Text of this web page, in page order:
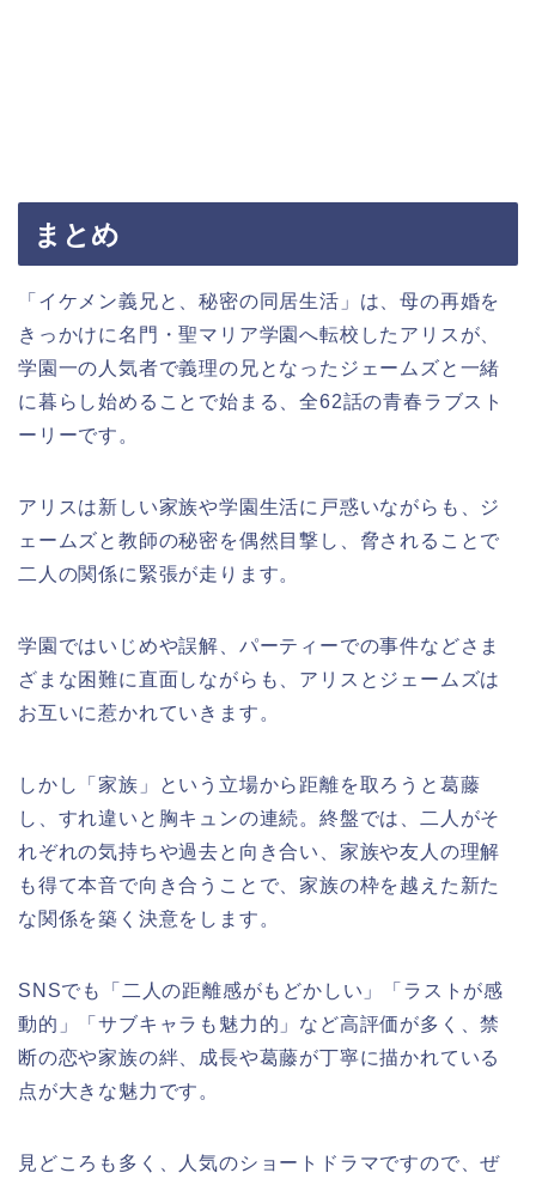
まとめ
「イケメン義兄と、秘密の同居生活」は、母の再婚を
きっかけに名門・聖マリア学園へ転校したアリスが、
学園一の人気者で義理の兄となったジェームズと一緒
に暮らし始めることで始まる、全62話の青春ラブスト
ーリーです。
アリスは新しい家族や学園生活に戸惑いながらも、ジ
ェームズと教師の秘密を偶然目撃し、脅されることで
二人の関係に緊張が走ります。
学園ではいじめや誤解、パーティーでの事件などさま
ざまな困難に直面しながらも、アリスとジェームズは
お互いに惹かれていきます。
しかし「家族」という立場から距離を取ろうと葛藤
し、すれ違いと胸キュンの連続。終盤では、二人がそ
れぞれの気持ちや過去と向き合い、家族や友人の理解
も得て本音で向き合うことで、家族の枠を越えた新た
な関係を築く決意をします。
SNSでも「二人の距離感がもどかしい」「ラストが感
動的」「サブキャラも魅力的」など高評価が多く、禁
断の恋や家族の絆、成長や葛藤が丁寧に描かれている
点が大きな魅力です。
見どころも多く、人気のショートドラマですので、ぜ